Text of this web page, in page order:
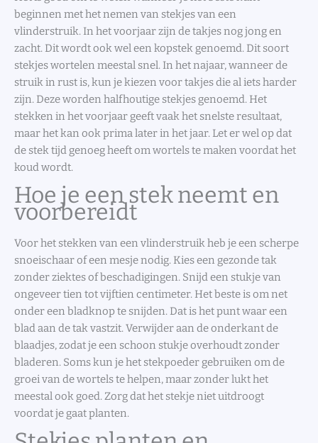
beginnen met het nemen van stekjes van een
vlinderstruik. In het voorjaar zijn de takjes nog jong en
zacht. Dit wordt ook wel een kopstek genoemd. Dit soort
stekjes wortelen meestal snel. In het najaar, wanneer de
struik in rust is, kun je kiezen voor takjes die al iets harder
zijn. Deze worden halfhoutige stekjes genoemd. Het
stekken in het voorjaar geeft vaak het snelste resultaat,
maar het kan ook prima later in het jaar. Let er wel op dat
de stek tijd genoeg heeft om wortels te maken voordat het
koud wordt.
Hoe je een stek neemt en
voorbereidt
Voor het stekken van een vlinderstruik heb je een scherpe
snoeischaar of een mesje nodig. Kies een gezonde tak
zonder ziektes of beschadigingen. Snijd een stukje van
ongeveer tien tot vijftien centimeter. Het beste is om net
onder een bladknop te snijden. Dat is het punt waar een
blad aan de tak vastzit. Verwijder aan de onderkant de
blaadjes, zodat je een schoon stukje overhoudt zonder
bladeren. Soms kun je het stekpoeder gebruiken om de
groei van de wortels te helpen, maar zonder lukt het
meestal ook goed. Zorg dat het stekje niet uitdroogt
voordat je gaat planten.